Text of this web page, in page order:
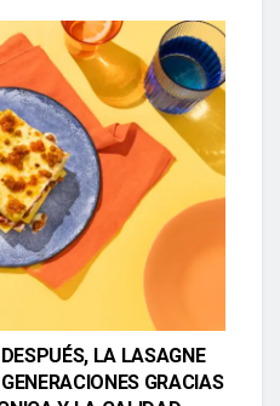
LA LASAGNE
GRACIAS